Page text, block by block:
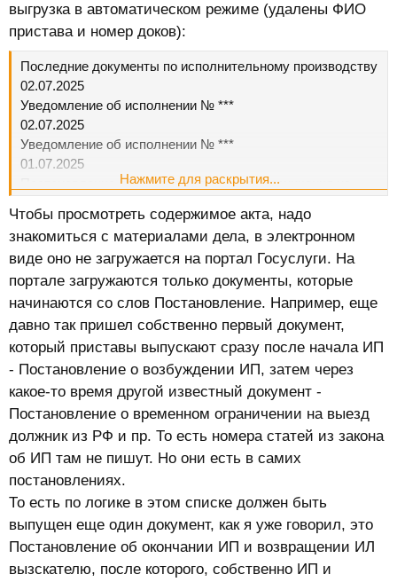
выгрузка в автоматическом режиме (удалены ФИО
пристава и номер доков):
Последние документы по исполнительному производству
02.07.2025
Уведомление об исполнении № ***
02.07.2025
Уведомление об исполнении № ***
01.07.2025
Постановление об отмене временного ограничения на
Пристав
ФИО Пристава
Получатель: ПС ФСБ России
Запросить
01.07.2025
Постановление об отмене временного ограничения на
выезд должника из Российской Федерации № ***
Пристав
ФИО Пристава
Получатель: ПС ФСБ России
Запросить
29.06.2025
Акт о наличии обстоятельств, в соответствии с которыми
взыскание по исполнительному документу невозможно №
ФИО Пристава
29.06.2025
Постановление об отмене мер по обращению взыскания
Нажмите для раскрытия...
Чтобы просмотреть содержимое акта, надо
знакомиться с материалами дела, в электронном
виде оно не загружается на портал Госуслуги. На
портале загружаются только документы, которые
начинаются со слов Постановление. Например, еще
давно так пришел собственно первый документ,
который приставы выпускают сразу после начала ИП
- Постановление о возбуждении ИП, затем через
какое-то время другой известный документ -
Постановление о временном ограничении на выезд
должник из РФ и пр. То есть номера статей из закона
об ИП там не пишут. Но они есть в самих
постановлениях.
То есть по логике в этом списке должен быть
выпущен еще один документ, как я уже говорил, это
Постановление об окончании ИП и возвращении ИЛ
вызскателю, после которого, собственно ИП и